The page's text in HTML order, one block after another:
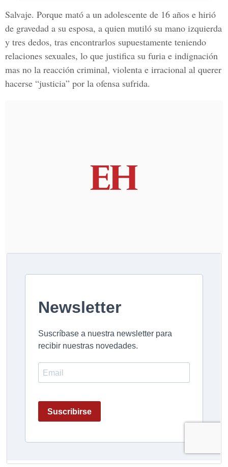
Salvaje. Porque mató a un adolescente de 16 años e hirió
de gravedad a su esposa, a quien mutiló su mano izquierda
y tres dedos, tras encontrarlos supuestamente teniendo
relaciones sexuales, lo que justifica su furia e indignación
mas no la reacción criminal, violenta e irracional al querer
hacerse “justicia” por la ofensa sufrida.